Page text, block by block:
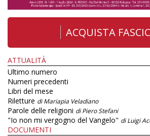
ACQUISTA
ATTUALITÀ
Ultimo numero
Numeri precedenti
Libri del mese
Riletture di Mariapia Veladiano
Parole delle religioni di Piero Stefani
"Io non mi vergogno del Vangelo" di Luigi
DOCUMENTI